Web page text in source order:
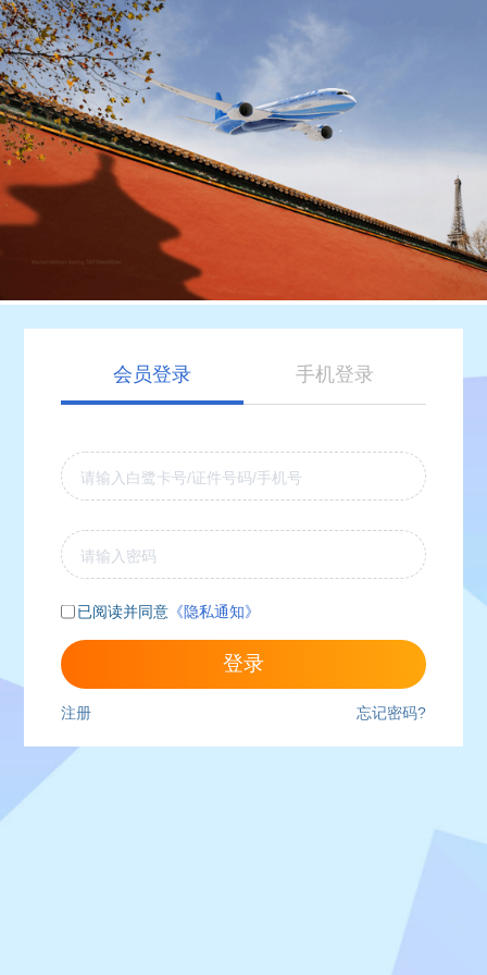
会员登录 手机登录
已阅读并同意 《隐私通知》
登录
注册 忘记密码?